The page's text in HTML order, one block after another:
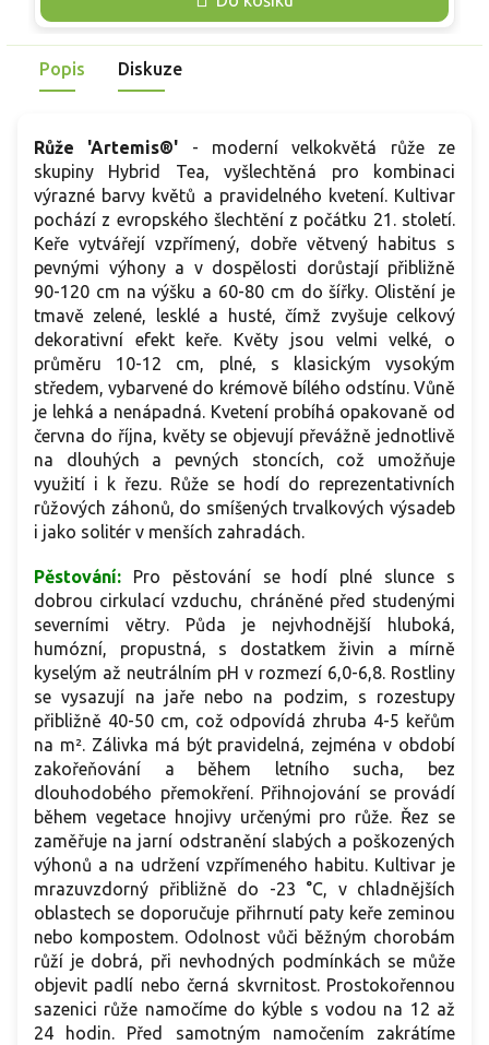
rozetovými květy o průměru 8–12 cm. Vnější okvětní plátky
růžový odstín. Vyniká silnou starorůžovou vůní s jemnými
ovocnými tóny. Ideální do romantických záhonů, jako solitéra
Popis Diskuze
Růže 'Artemis®' - moderní velkokvětá růže ze
skupiny Hybrid Tea, vyšlechtěná pro kombinaci
výrazné barvy květů a pravidelného kvetení. Kultivar
pochází z evropského šlechtění z počátku 21. století.
Keře vytvářejí vzpřímený, dobře větvený habitus s
pevnými výhony a v dospělosti dorůstají přibližně
90-120 cm na výšku a 60-80 cm do šířky. Olistění je
tmavě zelené, lesklé a husté, čímž zvyšuje celkový
dekorativní efekt keře. Květy jsou velmi velké, o
průměru 10-12 cm, plné, s klasickým vysokým
středem, vybarvené do krémově bílého odstínu. Vůně
je lehká a nenápadná. Kvetení probíhá opakovaně od
června do října, květy se objevují převážně jednotlivě
na dlouhých a pevných stoncích, což umožňuje
využití i k řezu. Růže se hodí do reprezentativních
růžových záhonů, do smíšených trvalkových výsadeb
i jako solitér v menších zahradách.
Pěstování:
Pro pěstování se hodí plné slunce s
dobrou cirkulací vzduchu, chráněné před studenými
severními větry. Půda je nejvhodnější hluboká,
humózní, propustná, s dostatkem živin a mírně
kyselým až neutrálním pH v rozmezí 6,0-6,8. Rostliny
se vysazují na jaře nebo na podzim, s rozestupy
přibližně 40-50 cm, což odpovídá zhruba 4-5 keřům
na m². Zálivka má být pravidelná, zejména v období
zakořeňování a během letního sucha, bez
dlouhodobého přemokření. Přihnojování se provádí
během vegetace hnojivy určenými pro růže. Řez se
zaměřuje na jarní odstranění slabých a poškozených
výhonů a na udržení vzpřímeného habitu. Kultivar je
mrazuvzdorný přibližně do -23 °C, v chladnějších
oblastech se doporučuje přihrnutí paty keře zeminou
nebo kompostem. Odolnost vůči běžným chorobám
růží je dobrá, při nevhodných podmínkách se může
objevit padlí nebo černá skvrnitost. Prostokořennou
sazenici růže namočíme do kýble s vodou na 12 až
24 hodin. Před samotným namočením zakrátíme